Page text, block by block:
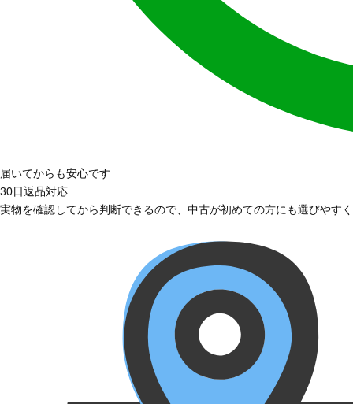
届いてからも安心です
30日返品対応
実物を確認してから判断できるので、中古が初めての方にも選びやす